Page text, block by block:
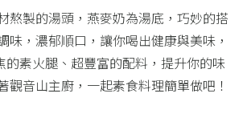
熬製的湯頭，燕麥奶為湯底，巧妙的搭
味，濃郁順口，讓你喝出健康與美味，
的素火腿、超豐富的配料，提升你的味
觀音山主廚，一起素食料理簡單做吧！​